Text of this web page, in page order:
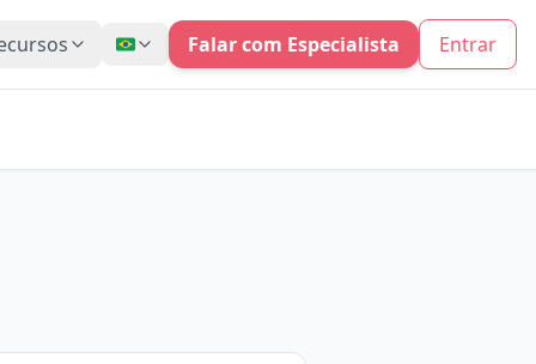
Falar com Especialista Entrar